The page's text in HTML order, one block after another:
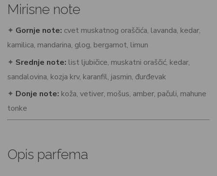
Mirisne note
✦ Gornje note: cvet muskatnog oraščića, lavanda, kedar,
kamilica, mandarina, glog, bergamot, limun
✦ Srednje note: list ljubičice, muskatni oraščić, kedar,
sandalovina, kozja krv, karanfil, jasmin, đurđevak
✦ Donje note: koža, vetiver, mošus, amber, pačuli, mahune
tonke
Opis parfema